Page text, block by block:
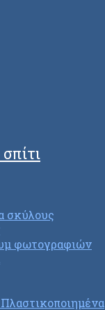
σκύλους
φωτογραφιών